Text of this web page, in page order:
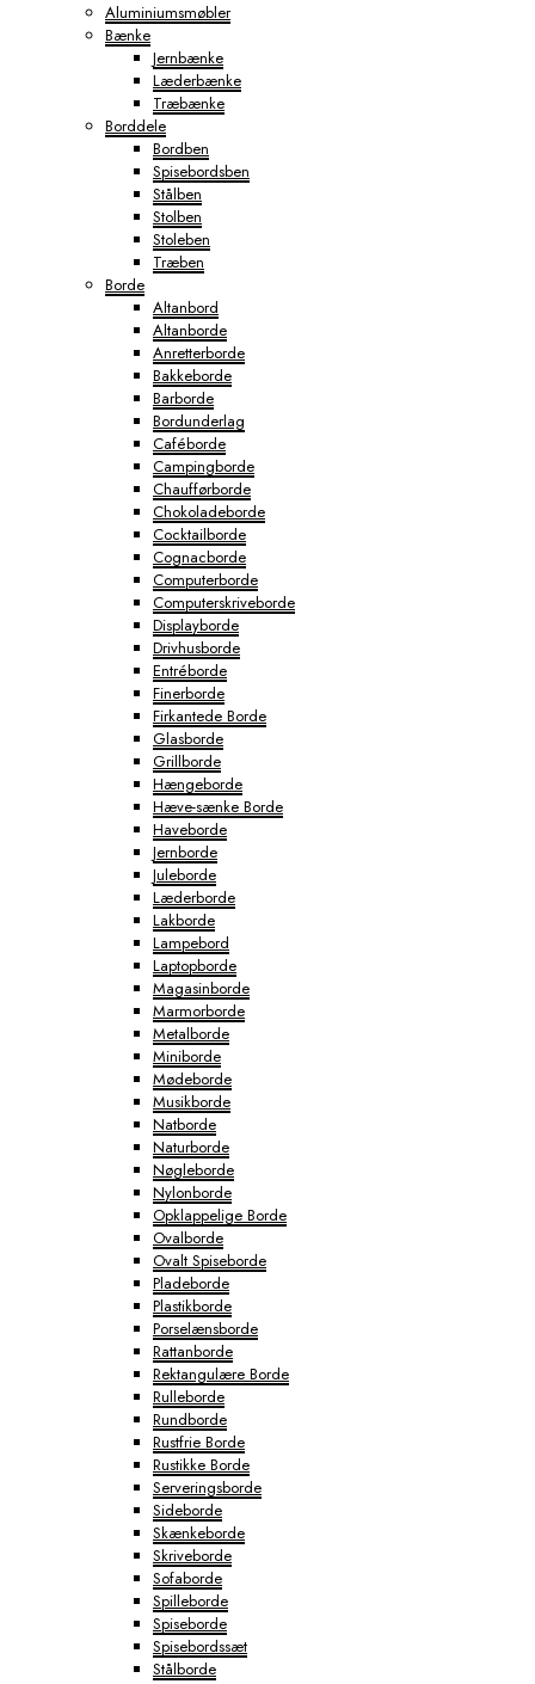
Aluminiumsmøbler
Bænke
Jernbænke
Læderbænke
Træbænke
Borddele
Bordben
Spisebordsben
Stålben
Stolben
Stoleben
Træben
Borde
Altanbord
Altanborde
Anretterborde
Bakkeborde
Barborde
Bordunderlag
Caféborde
Campingborde
Chaufførborde
Chokoladeborde
Cocktailborde
Cognacborde
Computerborde
Computerskriveborde
Displayborde
Drivhusborde
Entréborde
Finerborde
Firkantede Borde
Glasborde
Grillborde
Hængeborde
Hæve-sænke Borde
Haveborde
Jernborde
Juleborde
Læderborde
Lakborde
Lampebord
Laptopborde
Magasinborde
Marmorborde
Metalborde
Miniborde
Mødeborde
Musikborde
Natborde
Naturborde
Nøgleborde
Nylonborde
Opklappelige Borde
Ovalborde
Ovalt Spiseborde
Pladeborde
Plastikborde
Porselænsborde
Rattanborde
Rektangulære Borde
Rulleborde
Rundborde
Rustfrie Borde
Rustikke Borde
Serveringsborde
Sideborde
Skænkeborde
Skriveborde
Sofaborde
Spilleborde
Spiseborde
Spisebordssæt
Stålborde